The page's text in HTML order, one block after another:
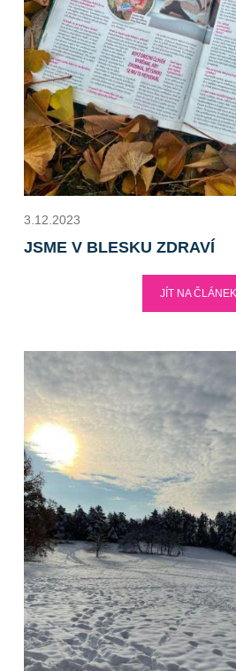
3.12.2023
JSME V BLESKU ZDRAVÍ
JÍT NA ČLÁNEK